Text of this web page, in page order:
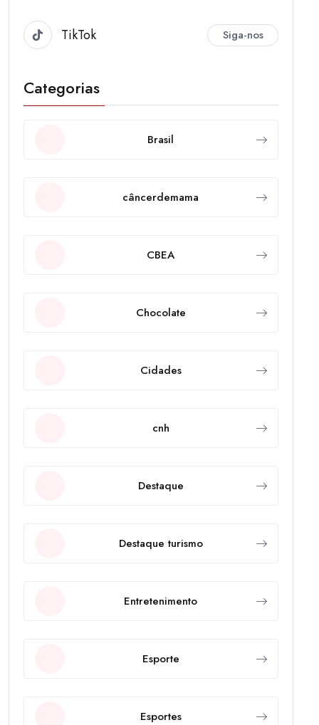
TikTok Siga-nos
Categorias
Brasil
câncerdemama
CBEA
Chocolate
Cidades
cnh
Destaque
Destaque turismo
Entretenimento
Esporte
Esportes